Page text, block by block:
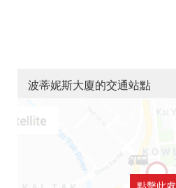
波蒂妮斯大廈的交通站點